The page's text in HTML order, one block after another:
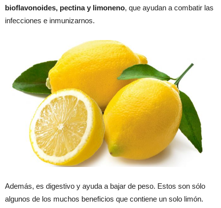
bioflavonoides, pectina y limoneno, que ayudan a combatir las
infecciones e inmunizarnos.
Además, es digestivo y ayuda a bajar de peso. Estos son sólo
algunos de los muchos beneficios que contiene un solo limón.